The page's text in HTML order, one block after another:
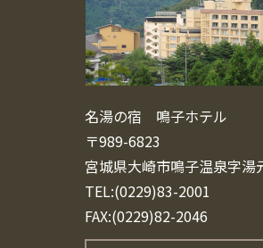
名湯の宿 鳴子ホテル
〒989-6823
宮城県大崎市鳴子温泉字湯
TEL:(0229)83-2001
FAX:(0229)82-2046